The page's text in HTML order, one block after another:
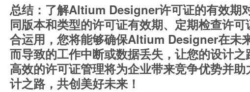
总结：了解Altium Designer许可证的有效期
同版本和类型的许可证有效期、定期检查许
合运用，您将能够确保Altium Designer在未
而导致的工作中断或数据丢失，让您的设计
高效的许可证管理将为企业带来竞争优势并
计之路，共创美好未来！